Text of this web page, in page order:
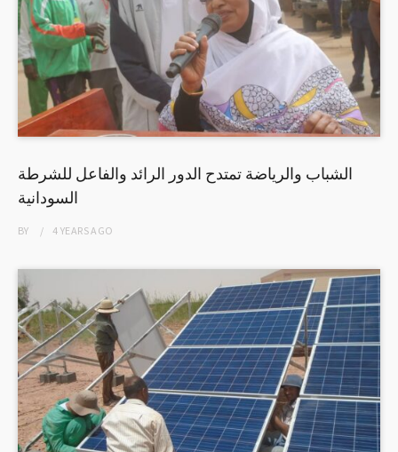
الشباب والرياضة تمتدح الدور الرائد والفاعل للشرطة
السودانية
BY 4 YEARSAGO